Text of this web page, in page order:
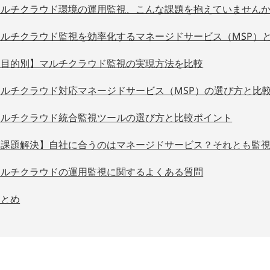
チクラウド環境の運用監視、こんな課題を抱えていません
チクラウド監視を効率化するマネージドサービス（MSP）
的別】マルチクラウド監視の実現方法を比較
チクラウド対応マネージドサービス（MSP）の選び方と比
チクラウド統合監視ツールの選び方と比較ポイント
題解決】自社に合うのはマネージドサービス？それとも監
チクラウドの運用監視に関するよくある質問
め